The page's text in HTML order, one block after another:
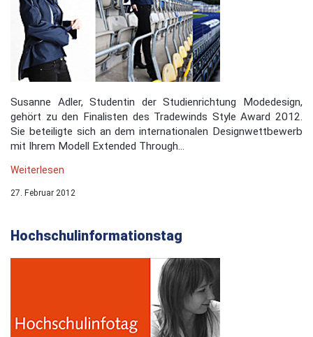
Susanne Adler, Studentin der Studienrichtung Modedesign,
gehört zu den Finalisten des Tradewinds Style Award 2012.
Sie beteiligte sich an dem internationalen Designwettbewerb
mit Ihrem Modell Extended Through...
Weiterlesen
27. Februar 2012
Hochschulinformationstag